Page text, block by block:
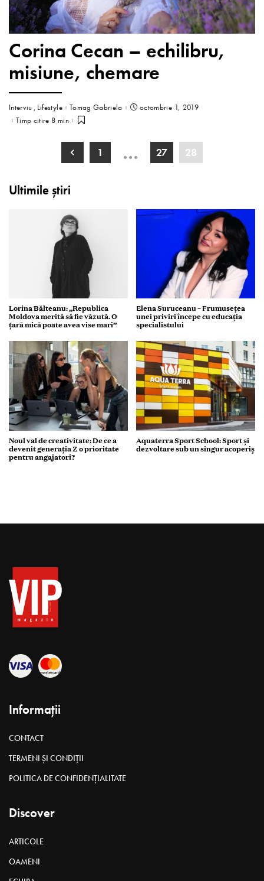
Corina Cecan – echilibru,
misiune, chemare
Interviu Lifestyle Tomag Gabriela
octombrie 1, 2019
Timp citire 8 min
1 … 27 28
Ultimile știri
Lorina Bălteanu: „Republica
Moldova merită să fie văzută. O
țară mică poate avea vise mari”
Elena Suruceanu – Frumusețea
unei priviri începe cu educația
specialistului
Noul val de creativitate: De ce a
devenit generația Z o prioritate
pentru angajatori?
Aquaterra Sport School: Sport și
dezvoltare sub un singur acoperiș
Informații
CONTACT
TERMENI ȘI CONDIȚII
POLITICA DE CONFIDENȚIALITATE
Discover
ARTICOLE
OAMENI